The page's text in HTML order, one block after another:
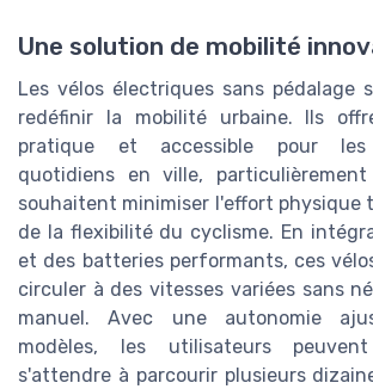
Une solution de mobilité
Les vélos électriques sans pédalage
redéfinir la mobilité urbaine. Ils
pratique et accessible pour les
quotidiens en ville,
souhaitent minimiser l'effort physique
de la flexibilité du cyclisme. En
et des batteries performants, ces
circuler à des vitesses variées sans
manuel. Avec une autonomie
modèles, les utilisateurs peuvent
s'attendre à parcourir plusieurs